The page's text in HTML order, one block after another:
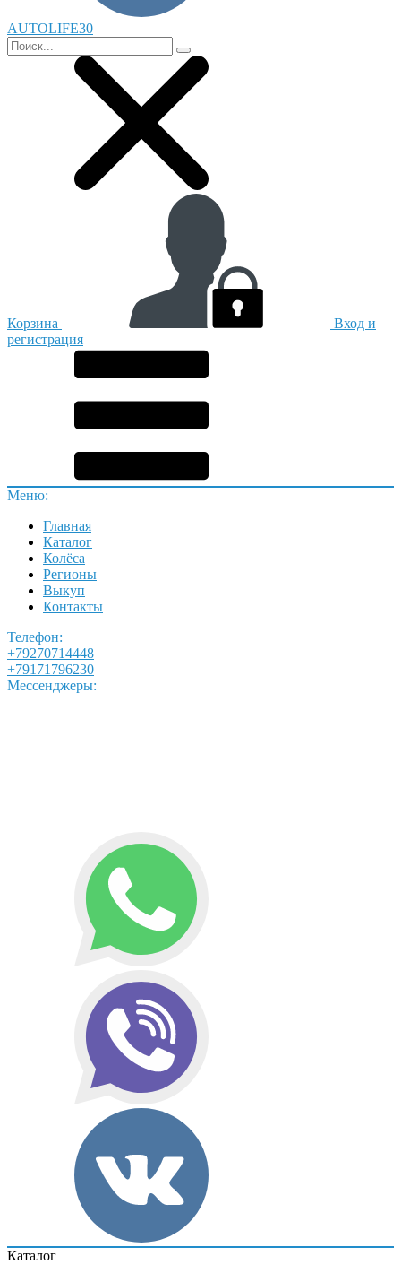
AUTOLIFE30
Корзина
Вход и
регистрация
Меню:
Главная
Каталог
Колёса
Регионы
Выкуп
Контакты
Телефон:
+79270714448
+79171796230
Мессенджеры:
Каталог